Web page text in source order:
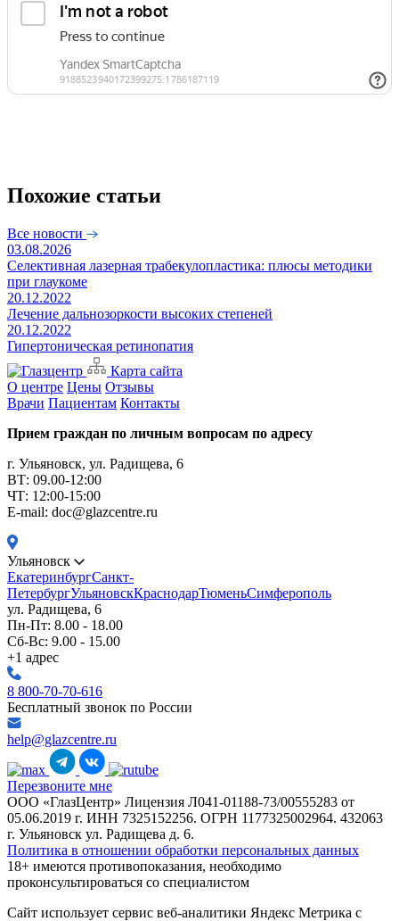
Похожие статьи
Все новости
03.08.2026
Селективная лазерная трабекулопластика: плюсы методики
при глаукоме
20.12.2022
Лечение дальнозоркости высоких степеней
20.12.2022
Гипертоническая ретинопатия
Карта сайта
О центре Цены Отзывы
Врачи Пациентам Контакты
Прием граждан по личным вопросам по адресу
г. Ульяновск, ул. Радищева, 6
ВТ: 09.00-12:00
ЧТ: 12:00-15:00
E-mail: doc@glazcentre.ru
Ульяновск
ЕкатеринбургСанкт-
ПетербургУльяновскКраснодарТюменьСимферополь
ул. Радищева, 6
Пн-Пт: 8.00 - 18.00
Сб-Вс: 9.00 - 15.00
+1 адрес
8 800-70-70-616
Бесплатный звонок по России
help@glazcentre.ru
Перезвоните мне
ООО «ГлазЦентр» Лицензия Л041-01188-73/00555283 от
05.06.2019 г. ИНН 7325152256. ОГРН 1177325002964. 432063
г. Ульяновск ул. Радищева д. 6.
Политика в отношении обработки персональных данных
18+ имеются противопоказания, необходимо
проконсультироваться со специалистом
Сайт использует сервис веб-аналитики Яндекс Метрика с